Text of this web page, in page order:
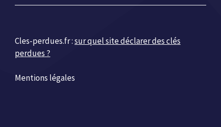
Cles-perdues.fr :sur quel site déclarer des clés
perdues ?
Mentions légales